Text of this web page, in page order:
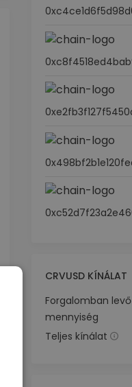
CRVUSD KÍNÁLAT
Forgalomban levő
mennyiség
Teljes kínálat